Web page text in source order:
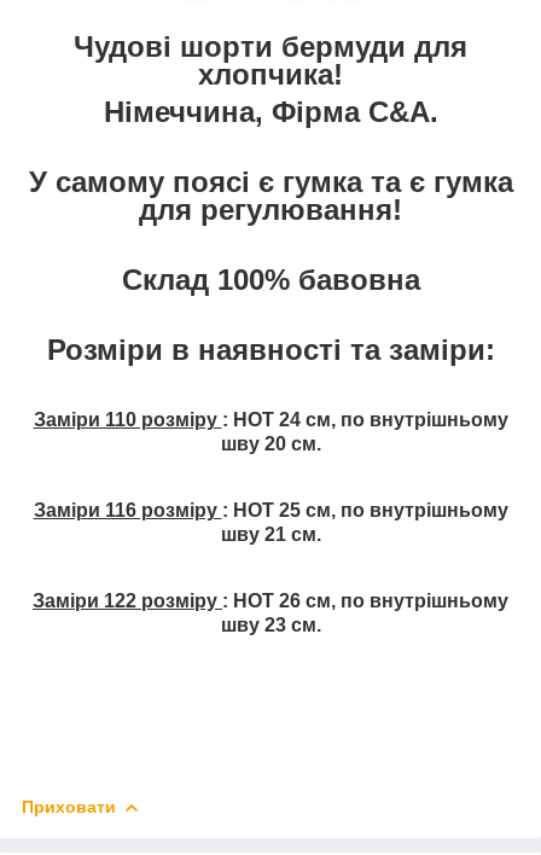
Чудові шорти бермуди для
хлопчика!
Німеччина, Фірма C&A.
У самому поясі є гумка та є гумка
для регулювання!
Склад 100% бавовна
Розміри в наявності та заміри:
Заміри 110 розміру : НОТ 24 см, по внутрішньому
шву 20 см.
Заміри 116 розміру : НОТ 25 см, по внутрішньому
шву 21 см.
Заміри 122 розміру : НОТ 26 см, по внутрішньому
шву 23 см.
Приховати